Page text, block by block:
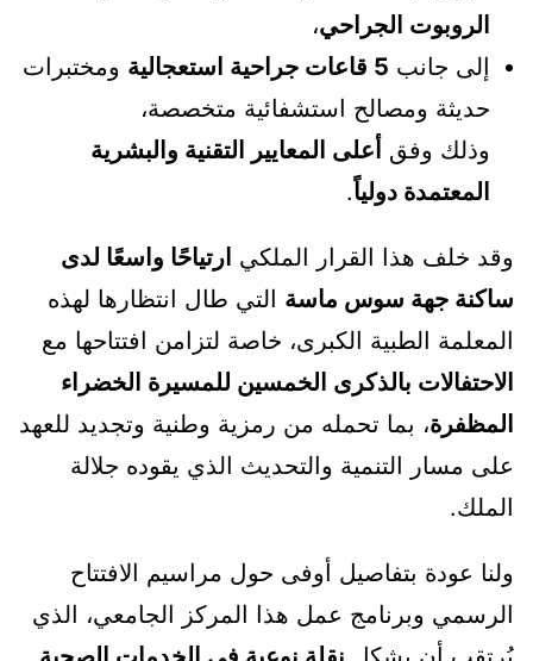
الروبوت الجراحي،
إلى جانب 5 قاعات جراحية استعجالية
ومختبرات
حديثة ومصالح استشفائية متخصصة،
وذلك وفق أعلى المعايير التقنية والبشرية
المعتمدة دولياً.
وقد خلف هذا القرار الملكي ارتياحًا واسعًا لدى
ساكنة جهة سوس ماسة التي طال انتظارها لهذه
المعلمة الطبية الكبرى، خاصة لتزامن افتتاحها مع
الاحتفالات بالذكرى الخمسين للمسيرة الخضراء
المظفرة، بما تحمله من رمزية وطنية وتجديد للعهد
على مسار التنمية والتحديث الذي يقوده جلالة
الملك.
ولنا عودة بتفاصيل أوفى حول مراسيم الافتتاح
الرسمي وبرنامج عمل هذا المركز الجامعي، الذي